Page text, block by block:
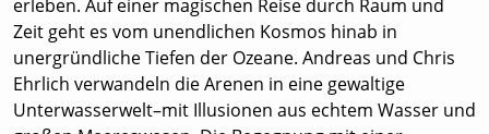
erleben. Auf einer magischen Reise durch Raum und
Zeit geht es vom unendlichen Kosmos hinab in
unergründliche Tiefen der Ozeane. Andreas und Chris
Ehrlich verwandeln die Arenen in eine gewaltige
Unterwasserwelt–mit Illusionen aus echtem Wasser und